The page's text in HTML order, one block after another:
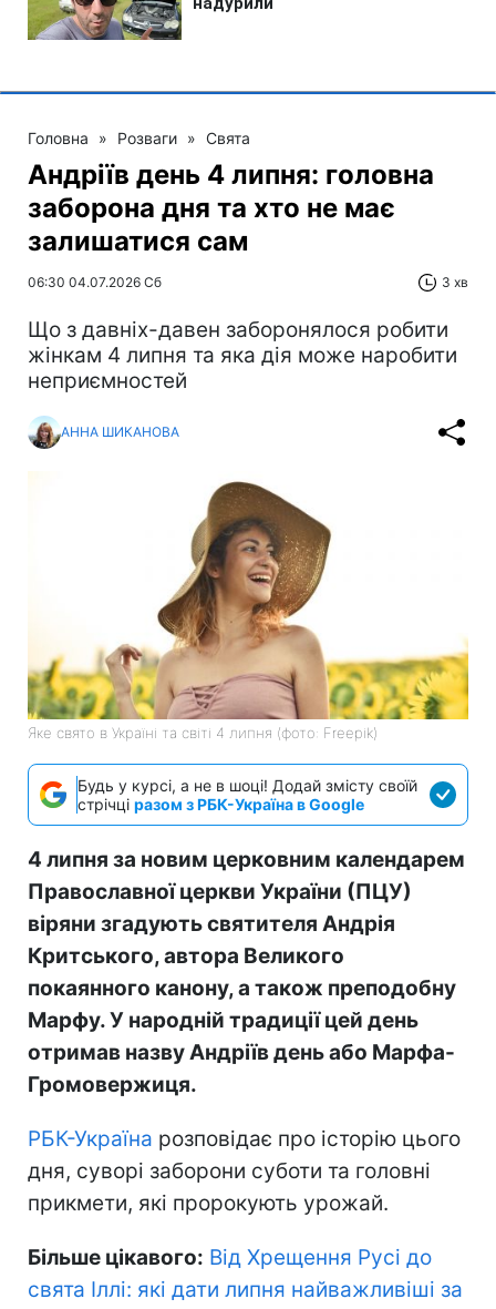
Головна » Розваги » Свята
Андріїв день 4 липня: головна
заборона дня та хто не має
залишатися сам
06:30 04.07.2026 Сб 3 хв
Що з давніх-давен заборонялося робити
жінкам 4 липня та яка дія може наробити
неприємностей
АННА ШИКАНОВА
Яке свято в Україні та світі 4 липня (фото: Freepik)
Будь у курсі, а не в шоці! Додай змісту своїй
стрічці разом з РБК-Україна в Google
4 липня за новим церковним календарем
Православної церкви України (ПЦУ)
віряни згадують святителя Андрія
Критського, автора Великого
покаянного канону, а також преподобну
Марфу. У народній традиції цей день
отримав назву Андріїв день або Марфа-
Громовержиця.
РБК-Україна розповідає про історію цього
дня, суворі заборони суботи та головні
прикмети, які пророкують урожай.
Більше цікавого: Від Хрещення Русі до
свята Іллі: які дати липня найважливіші за